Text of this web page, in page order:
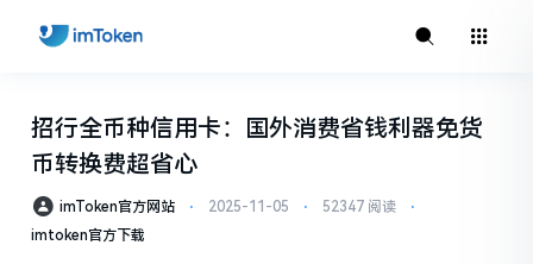
招行全币种信用卡：国外消费省钱利器免货
币转换费超省心
imToken官方网站 ⋅ 2025-11-05 ⋅ 52347 阅读
⋅
imtoken官方下载